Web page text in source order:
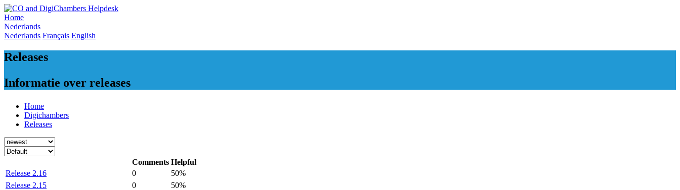
Skip
to
content
Home
Nederlands
Nederlands Français English
Releases
Informatie over releases
Home
Digichambers
Releases
Comments Helpful
Release 2.16
0
50%
Release 2.15
0
50%